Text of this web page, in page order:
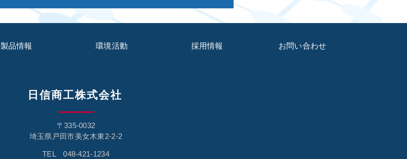
製品情報 環境活動 採用情報
お問い合わせ
日信商工株式会社
〒335-0032
埼玉県戸田市美女木東2-2-2
TEL 048-421-1234